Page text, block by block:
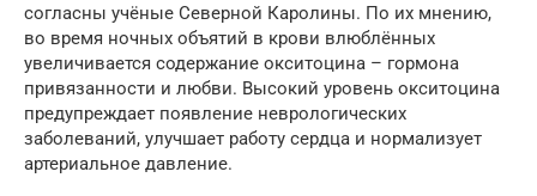
согласны учёные Северной Каролины. По их мнению,
во время ночных объятий в крови влюблённых
увеличивается содержание окситоцина – гормона
привязанности и любви. Высокий уровень окситоцина
предупреждает появление неврологических
заболеваний, улучшает работу сердца и нормализует
артериальное давление.